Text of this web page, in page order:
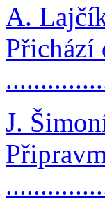
A.
Přichází
J.